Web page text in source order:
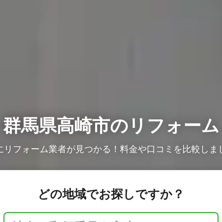
群馬県高崎市のリフォーム
リフォーム業者が見つかる！料金や口コミを比較しま
どの地域でお探しですか？